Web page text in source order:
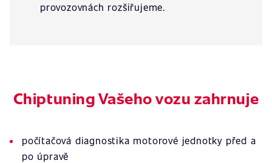
provozovnách rozšiřujeme.
Chiptuning Vašeho vozu zahrnuje
počítačová diagnostika motorové jednotky před a
po úpravě